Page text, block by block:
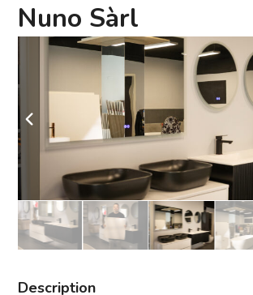
Nuno Sàrl
Description